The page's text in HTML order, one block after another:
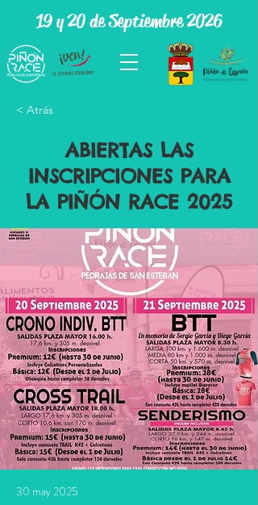
19 y 20 de Septiembre 2026
< Atrás
ABIERTAS LAS
INSCRIPCIONES PARA
LA PIÑÓN RACE 2025
30 may 2025